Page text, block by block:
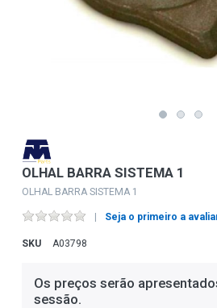
OLHAL BARRA SISTEMA 1
OLHAL BARRA SISTEMA 1
Seja o primeiro a
SKU A03798
Os preços serão
sessão.